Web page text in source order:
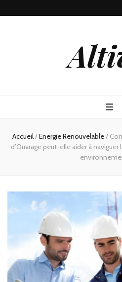
Accueil/Energie Renouvelable/
d’Ouvrage peut-elle aider à